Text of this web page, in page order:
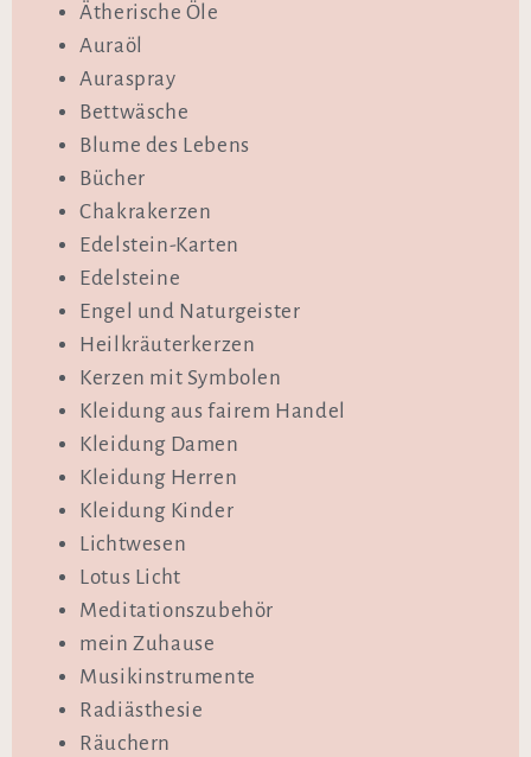
Ätherische Öle
Auraöl
Auraspray
Bettwäsche
Blume des Lebens
Bücher
Chakrakerzen
Edelstein-Karten
Edelsteine
Engel und Naturgeister
Heilkräuterkerzen
Kerzen mit Symbolen
Kleidung aus fairem Handel
Kleidung Damen
Kleidung Herren
Kleidung Kinder
Lichtwesen
Lotus Licht
Meditationszubehör
mein Zuhause
Musikinstrumente
Radiästhesie
Räuchern